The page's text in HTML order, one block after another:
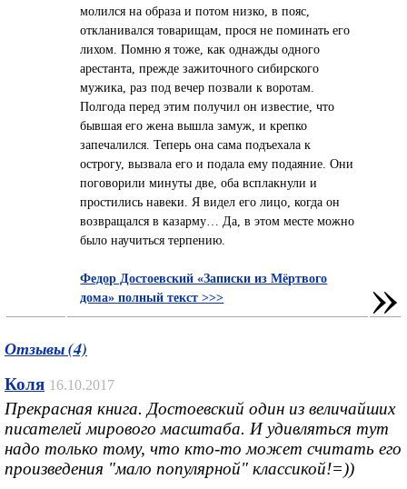
молился на образа и потом низко, в пояс,
откланивался товарищам, прося не поминать его
лихом. Помню я тоже, как однажды одного
арестанта, прежде зажиточного сибирского
мужика, раз под вечер позвали к воротам.
Полгода перед этим получил он известие, что
бывшая его жена вышла замуж, и крепко
запечалился. Теперь она сама подъехала к
острогу, вызвала его и подала ему подаяние. Они
поговорили минуты две, оба всплакнули и
простились навеки. Я видел его лицо, когда он
возвращался в казарму… Да, в этом месте можно
было научиться терпению.
Федор Достоевский «Записки из Мёртвого
дома» полный текст >>>
»
Отзывы (4)
Коля 16.10.2017
Прекрасная книга. Достоевский один из величайших
писателей мирового масштаба. И удивляться тут
надо только тому, что кто-то может считать его
произведения "мало популярной" классикой!=))